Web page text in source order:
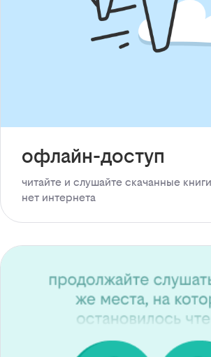
офлайн-доступ
читайте и слушайте скачанные
нет интернета